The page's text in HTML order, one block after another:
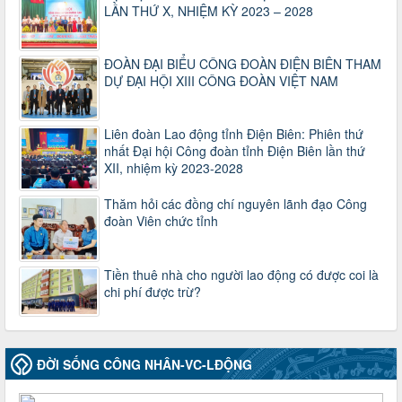
47-TTCĐ/BTGTU
Thông tin chuyên đề: Một số nôi dung về sắp xếp tổ chức bộ
máy của hệ thống chính trị tinh gọn, hoạt động hiệu lực, hiệu
quả
Thời gian đăng: 25/12/2024
lượt xem: 1219 | lượt tải:339
37/HD-TLĐ
Hướng dẫn Công đoàn với việc tổ chức và hoạt động của
Ban Thanh tra Nhân dân
Thời gian đăng: 27/12/2024
lượt xem: 4939 | lượt tải:1349
35/HD-TLĐ
Hướng dẫn thực hiện một số nội dung chi liên quan đến
công tác kiểm tra, giám sát tại Công đoàn cơ sở
Thời gian đăng: 27/12/2024
lượt xem: 2072 | lượt tải:503
50/2024/QH/15
Luật Công đoàn 2024
Thời gian đăng: 25/12/2024
lượt xem: 4220 | lượt tải:318
2010-CV/TU
LẦN THỨ X, NHIỆM KỲ 2023 – 2028
ĐOÀN ĐẠI BIỂU CÔNG ĐOÀN ĐIỆN BIÊN THAM
DỰ ĐẠI HỘI XIII CÔNG ĐOÀN VIỆT NAM
Liên đoàn Lao động tỉnh Điện Biên: Phiên thứ
nhất Đại hội Công đoàn tỉnh Điện Biên lần thứ
XII, nhiệm kỳ 2023-2028
Thăm hỏi các đồng chí nguyên lãnh đạo Công
đoàn Viên chức tỉnh
Tiền thuê nhà cho người lao động có được coi là
chi phí được trừ?
ĐỜI SỐNG CÔNG NHÂN-VC-LĐỘNG